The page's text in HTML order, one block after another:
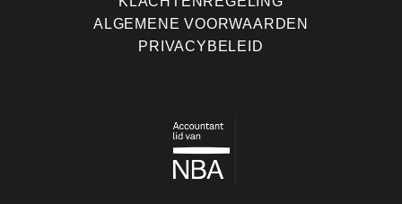
ALGEMENE VOORWAARDEN
PRIVACYBELEID